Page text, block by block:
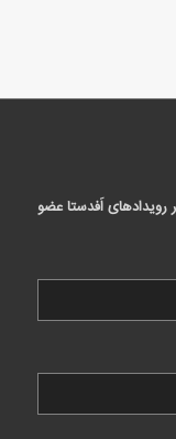
رویدادهای اَفدستا عضو